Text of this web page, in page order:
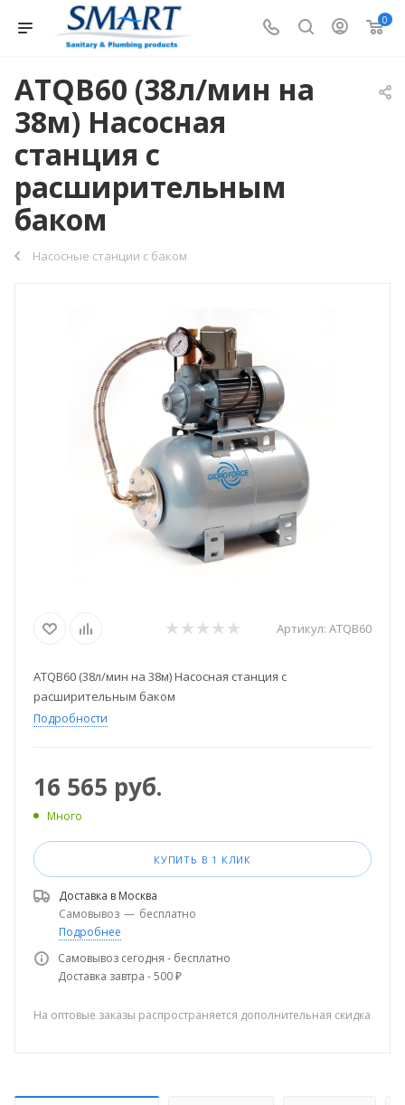
0
ATQB60 (38л/мин на
38м) Насосная
станция c
расширительным
баком
Насосные станции с баком
Артикул: ATQB60
ATQB60 (38л/мин на 38м) Насосная станция c
расширительным баком
Подробности
16 565 руб.
Много
КУПИТЬ В 1 КЛИК
Доставка в Москва
Самовывоз — бесплатно
Подробнее
Самовывоз сегодня - бесплатно
Доставка завтра - 500 ₽
На оптовые заказы распространяется дополнительная скидка